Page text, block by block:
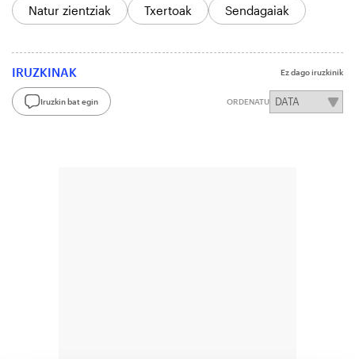
Natur zientziak
Txertoak Sendagaiak
IRUZKINAK Ez dago iruzkinik
Iruzkin bat egin ORDENATU